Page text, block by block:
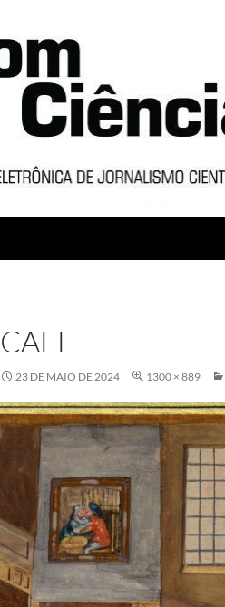
CAFE
23 DE MAIO DE 2024 1300 × 889